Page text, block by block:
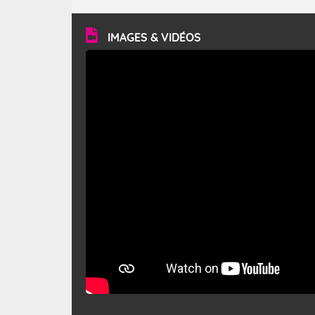
vitesse moyenne de 50 km/h et atteindre 80 à 100 km/h
en rafales, parfois davantage. Il parcourt la basse vallée
du Rhône et la Provence et envahit le littoral
méditerranéen à partir de la Camargue.
IMAGES & VIDÉOS